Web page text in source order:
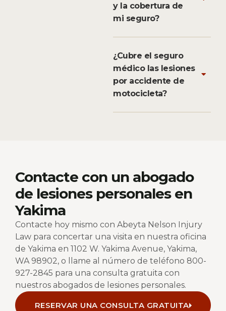
y la cobertura de
mi seguro?
¿Cubre el seguro
médico las lesiones
por accidente de
motocicleta?
Contacte con un abogado
de lesiones personales en
Yakima
Contacte hoy mismo con Abeyta Nelson Injury
Law para concertar una visita en nuestra oficina
de Yakima en 1102 W. Yakima Avenue, Yakima,
WA 98902, o llame al número de teléfono 800-
927-2845 para una consulta gratuita con
nuestros abogados de lesiones personales.
RESERVAR UNA CONSULTA GRATUITA